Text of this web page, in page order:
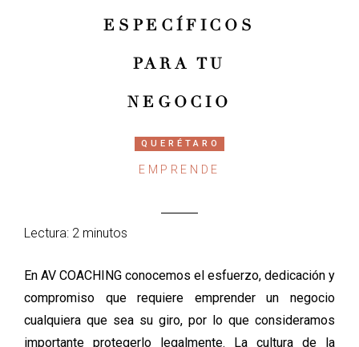
ESPECÍFICOS
PARA TU
NEGOCIO
QUERÉTARO
EMPRENDE
Lectura: 2 minutos
En AV COACHING conocemos el esfuerzo, dedicación y
compromiso que requiere emprender un negocio
cualquiera que sea su giro, por lo que consideramos
importante protegerlo legalmente. La cultura de la